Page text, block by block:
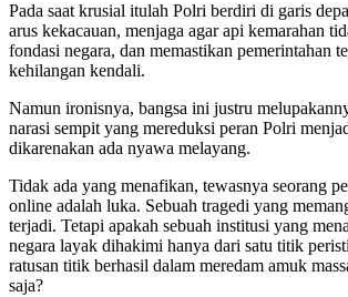
Pada saat krusial itulah Polri berdiri di garis
arus kekacauan, menjaga agar api kemarahan
fondasi negara, dan memastikan pemerintahan
kehilangan kendali.
Namun ironisnya, bangsa ini justru
narasi sempit yang mereduksi peran Polri
dikarenakan ada nyawa melayang.
Tidak ada yang menafikan, tewasnya seorang
online adalah luka. Sebuah tragedi yang
terjadi. Tetapi apakah sebuah institusi yang
negara layak dihakimi hanya dari satu titik
ratusan titik berhasil dalam meredam amuk
saja?